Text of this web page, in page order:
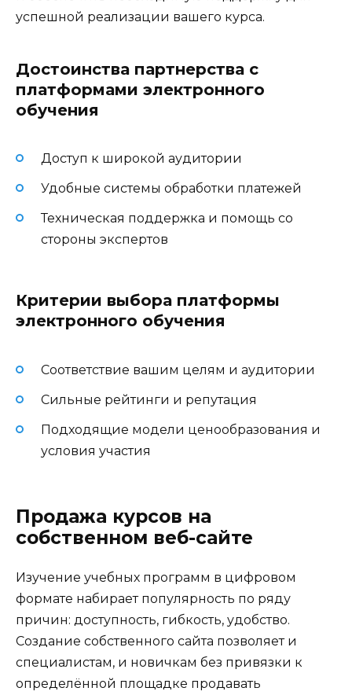
успешной реализации вашего курса.
Достоинства партнерства с
платформами электронного
обучения
Доступ к широкой аудитории
Удобные системы обработки платежей
Техническая поддержка и помощь со
стороны экспертов
Критерии выбора платформы
электронного обучения
Соответствие вашим целям и аудитории
Сильные рейтинги и репутация
Подходящие модели ценообразования и
условия участия
Продажа курсов на
собственном веб-сайте
Изучение учебных программ в цифровом
формате набирает популярность по ряду
причин: доступность, гибкость, удобство.
Создание собственного сайта позволяет и
специалистам, и новичкам без привязки к
определённой площадке продавать